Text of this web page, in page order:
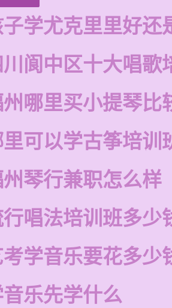
学尤克里里好还
川阆中区十大唱歌
哪里买小提琴比
里可以学古筝培训
琴行兼职怎么样
唱法培训班多少
考学音乐要花多少
音乐先学什么